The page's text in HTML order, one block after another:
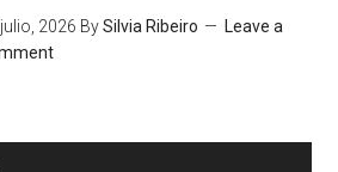
2026 BySilvia Ribeiro
Leave a